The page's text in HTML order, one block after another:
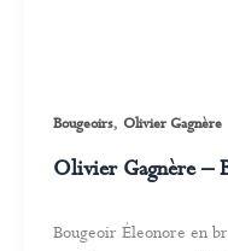
Bougeoirs, Olivier Gagnère
Olivier Gagnère –
Bougeoir Éleonore en